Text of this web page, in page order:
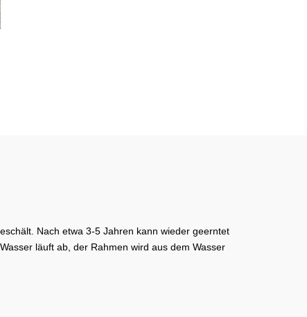
Nach etwa 3-5 Jahren kann wieder geerntet
läuft ab, der Rahmen wird aus dem Wasser